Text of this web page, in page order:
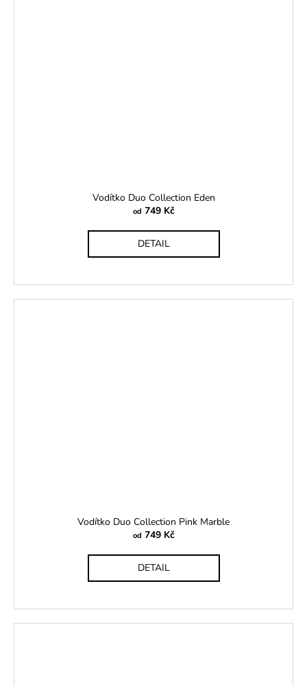
Vodítko Duo Collection Eden
od 749 Kč
DETAIL
Vodítko Duo Collection Pink Marble
od 749 Kč
DETAIL